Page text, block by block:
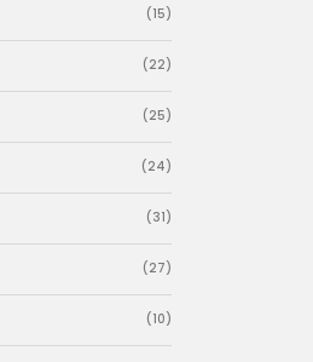
(15)
(22)
(25)
(24)
(31)
(27)
(10)